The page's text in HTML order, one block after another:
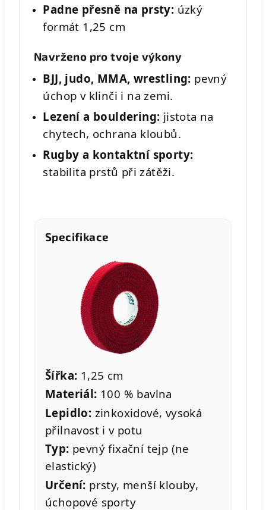
Padne přesně na prsty: úzký
formát 1,25 cm
Navrženo pro tvoje výkony
BJJ, judo, MMA, wrestling: pevný
úchop v klinči i na zemi.
Lezení a bouldering: jistota na
chytech, ochrana kloubů.
Rugby a kontaktní sporty:
stabilita prstů při zátěži.
Specifikace
Šířka: 1,25 cm
Materiál: 100 % bavlna
Lepidlo: zinkoxidové, vysoká
přilnavost i v potu
Typ: pevný fixační tejp (ne
elastický)
Určení: prsty, menší klouby,
úchopové sporty